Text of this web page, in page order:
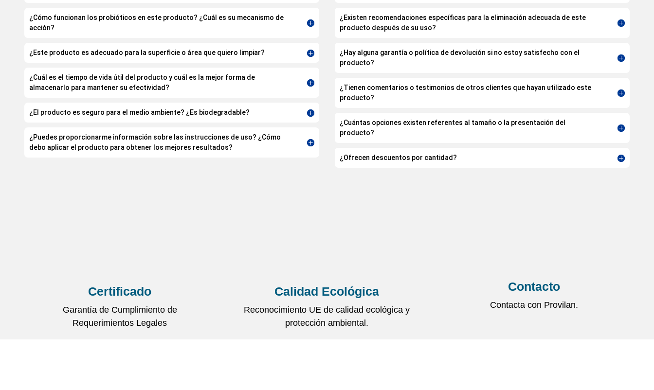
¿Cómo funcionan los probióticos en este producto? ¿Cuál es su mecanismo de
acción?
¿Este producto es adecuado para la superficie o área que quiero limpiar?
¿Cuál es el tiempo de vida útil del producto y cuál es la mejor forma de
almacenarlo para mantener su efectividad?
¿El producto es seguro para el medio ambiente? ¿Es biodegradable?
¿Puedes proporcionarme información sobre las instrucciones de uso? ¿Cómo
debo aplicar el producto para obtener los mejores resultados?
¿Existen recomendaciones específicas para la eliminación adecuada de este
producto después de su uso?
¿Hay alguna garantía o política de devolución si no estoy satisfecho con el
producto?
¿Tienen comentarios o testimonios de otros clientes que hayan utilizado este
producto?
¿Cuántas opciones existen referentes al tamaño o la presentación del
producto?
¿Ofrecen descuentos por cantidad?
Certificado
Garantía de Cumplimiento de
Requerimientos Legales
Calidad Ecológica
Reconocimiento UE de calidad ecológica y
protección ambiental.
Contacto
Contacta con Provilan.